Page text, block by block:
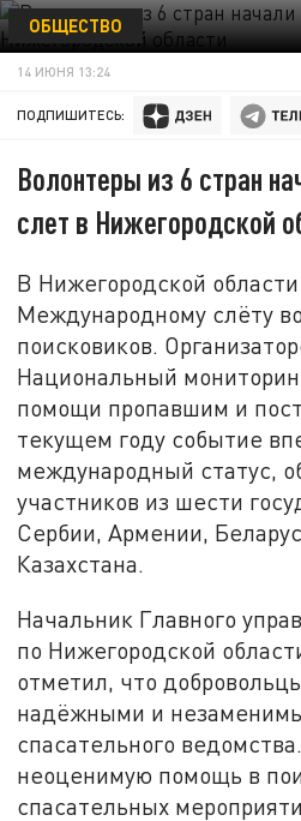
ОБЩЕСТВО
14 ИЮНЯ 13:24
ПОДПИШИТЕСЬ:
Волонтеры из 6 стран
слет в Нижегородской
В Нижегородской
Международному слёту
поисковиков.
Национальный
помощи пропавшим и
текущем году событие
международный статус,
участников из шести
Сербии, Армении,
Казахстана.
Начальник Главного
по Нижегородской
отметил, что
надёжными и
спасательного
неоценимую помощь в
спасательных